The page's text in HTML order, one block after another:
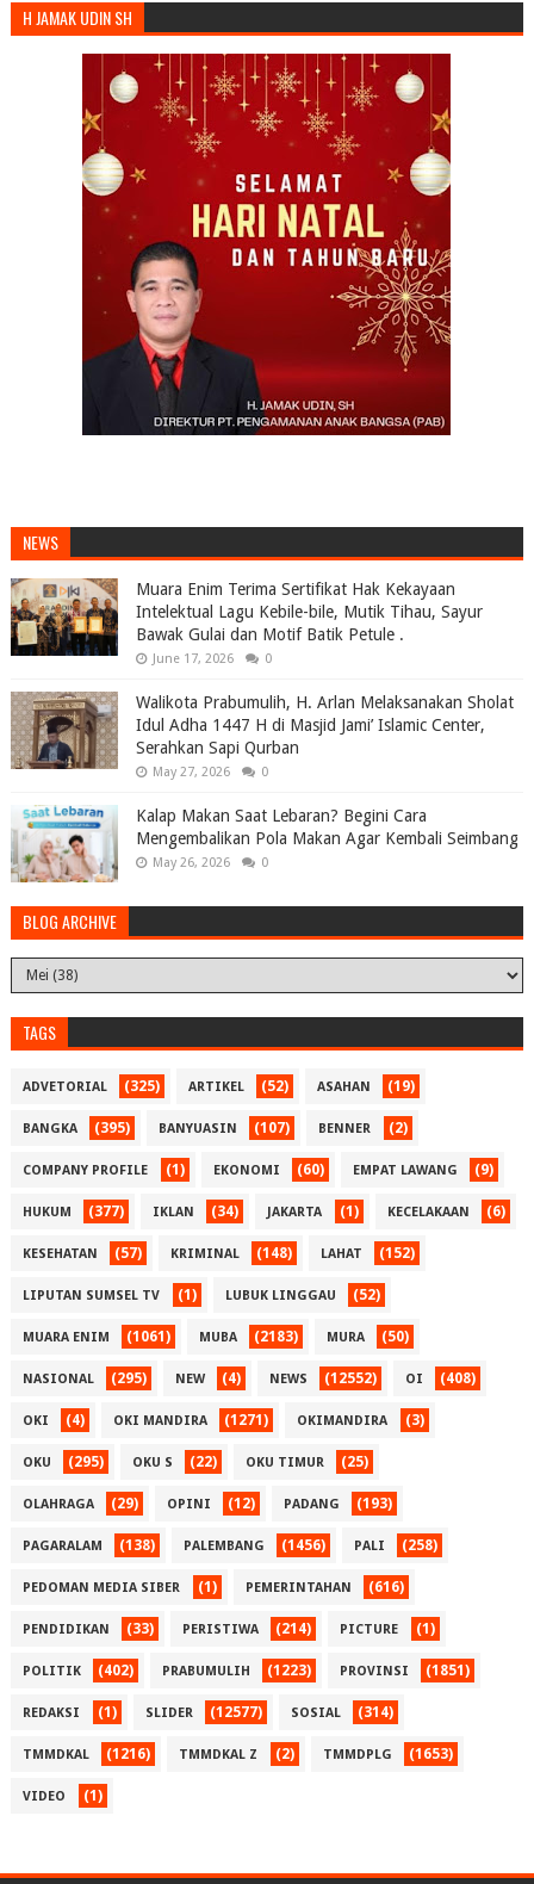
H JAMAK UDIN SH
NEWS
Muara Enim Terima Sertifikat Hak Kekayaan
Intelektual Lagu Kebile-bile, Mutik Tihau, Sayur
Bawak Gulai dan Motif Batik Petule .
June 17, 2026 0
Walikota Prabumulih, H. Arlan Melaksanakan Sholat
Idul Adha 1447 H di Masjid Jami’ Islamic Center,
Serahkan Sapi Qurban
May 27, 2026 0
Kalap Makan Saat Lebaran? Begini Cara
Mengembalikan Pola Makan Agar Kembali Seimbang
May 26, 2026 0
BLOG ARCHIVE
TAGS
ADVETORIAL (325) ARTIKEL (52) ASAHAN (19)
BANGKA (395) BANYUASIN (107) BENNER (2)
COMPANY PROFILE (1) EKONOMI (60) EMPAT LAWANG (9)
HUKUM (377) IKLAN (34) JAKARTA (1) KECELAKAAN (6)
KESEHATAN (57) KRIMINAL (148) LAHAT (152)
LIPUTAN SUMSEL TV (1) LUBUK LINGGAU (52)
MUARA ENIM (1061) MUBA (2183) MURA (50)
NASIONAL (295) NEW (4) NEWS (12552) OI (408)
OKI (4) OKI MANDIRA (1271) OKIMANDIRA (3)
OKU (295) OKU S (22) OKU TIMUR (25)
OLAHRAGA (29) OPINI (12) PADANG (193)
PAGARALAM (138) PALEMBANG (1456) PALI (258)
PEDOMAN MEDIA SIBER (1) PEMERINTAHAN (616)
PENDIDIKAN (33) PERISTIWA (214) PICTURE (1)
POLITIK (402) PRABUMULIH (1223) PROVINSI (1851)
REDAKSI (1) SLIDER (12577) SOSIAL (314)
TMMDKAL (1216) TMMDKAL Z (2) TMMDPLG (1653)
VIDEO (1)